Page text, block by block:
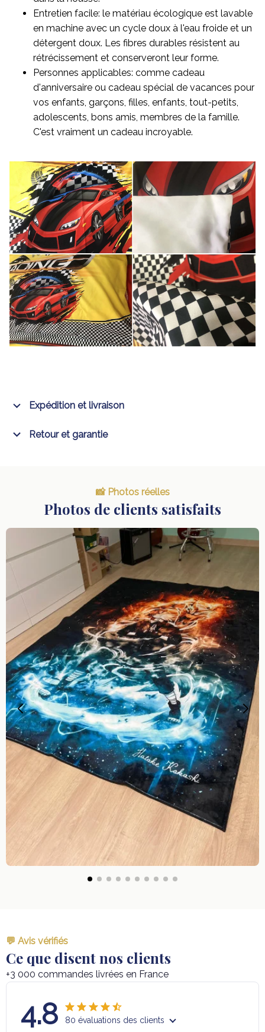
Entretien facile: le matériau écologique est lavable
en machine avec un cycle doux à l'eau froide et un
détergent doux. Les fibres durables résistent au
rétrécissement et conserveront leur forme.
Personnes applicables: comme cadeau
d'anniversaire ou cadeau spécial de vacances pour
vos enfants, garçons, filles, enfants, tout-petits,
adolescents, bons amis, membres de la famille.
C'est vraiment un cadeau incroyable.
Expédition et livraison
Retour et garantie
📸 Photos réelles
Photos de clients satisfaits
💬 Avis vérifiés
Ce que disent nos clients
+3 000 commandes livrées en France
4.8 80 évaluations des clients